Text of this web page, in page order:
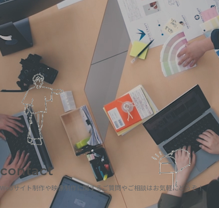
contact
Webサイト制作や映像制作に関するご質問やご相談はお気軽にどうぞ！